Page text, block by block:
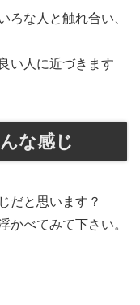
ろな人と触れ合い、
い人に近づきます
な感じ
だと思います？
かべてみて下さい。